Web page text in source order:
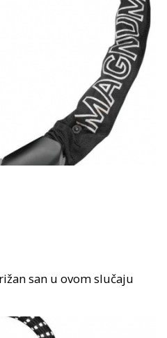
san u ovom slučaju